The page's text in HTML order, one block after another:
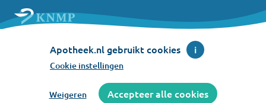
Nederlandse Maatschappij ter bevordering der
Pharmacie
Apotheek.nl gebruikt cookies i
Cookie instellingen
Weigeren Accepteer alle cookies